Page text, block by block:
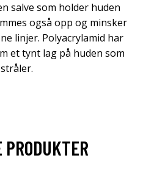
salve som holder huden
også opp og minsker
linjer. Polyacrylamid har
et tynt lag på huden som